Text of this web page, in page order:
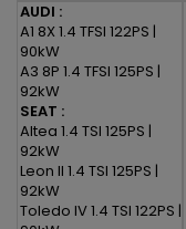
AUDI :
A1 8X 1.4 TFSI 122PS |
90kW
A3 8P 1.4 TFSI 125PS |
92kW
SEAT :
Altea 1.4 TSI 125PS |
92kW
Leon II 1.4 TSI 125PS |
92kW
Toledo IV 1.4 TSI 122PS |